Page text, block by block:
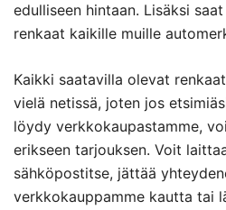
edulliseen hintaan. Lisäksi
renkaat kaikille muille
Kaikki saatavilla olevat
vielä netissä, joten jos
löydy verkkokaupastamme,
erikseen tarjouksen. Voit
sähköpostitse, jättää
verkkokauppamme kautta tai